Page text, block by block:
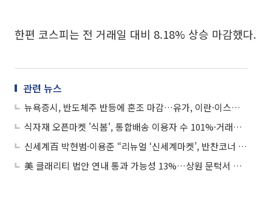
한편 코스피는 전 거래일 대비 8.18% 상승 마감했다.
관련 뉴스
뉴욕증시, 반도체주 반등에 혼조 마감…유가, 이란·이스라엘 교전 중단에 진정
식자재 오픈마켓 '식봄', 통합배송 이용자 수 101%·거래액 3.3배↑
신세계百 박현범·이용준 “리뉴얼 ‘신세계마켓’, 반찬코너 늘리고 초신선 식재료...고객 계속 찾아오죠”
美 클래리티 법안 연내 통과 가능성 13%…상원 문턱서 제동